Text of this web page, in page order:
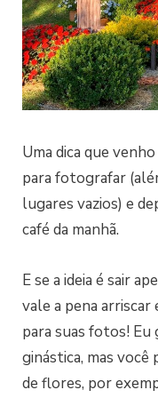
Uma dica que
para fotografar
lugares vazios) e
café da manhã.
E se a ideia é sair
vale a pena
para suas fotos!
ginástica, mas
de flores, por